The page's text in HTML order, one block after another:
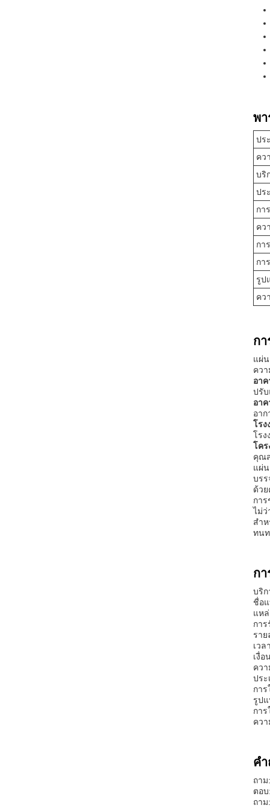
พา
ปร
คว
บริ
ปร
กา
คว
กา
กา
รูป
คว
ก
แผ่
คว
อา
ปรับ
อา
อา
โรง
โรง
โคร
คุณ
แผ่
บร
ด้ว
กา
ไม่ว่
สำ
ทน
ก
บริ
ชื่อ
แห
การ
รา
เวล
เงื่อ
คว
ประ
กา
รูป
กา
คว
ค
ถา
ตอ
ถา